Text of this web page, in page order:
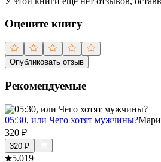
Оцените книгу
Опубликовать отзыв
Рекомендуемые
05:30, или Чего хотят мужчины?
320 ₽
320 ₽
5.019